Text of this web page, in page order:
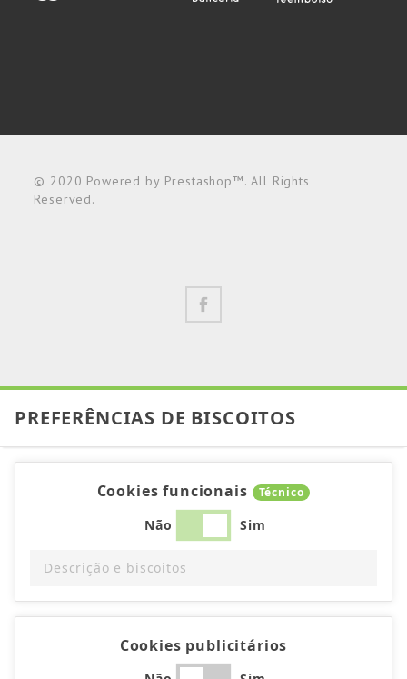
© 2020 Powered by Prestashop™. All Rights
Reserved.
PREFERÊNCIAS DE BISCOITOS
Cookies funcionais Técnico
Não Sim
Descrição e biscoitos
Cookies publicitários